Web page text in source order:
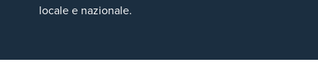
locale e nazionale.